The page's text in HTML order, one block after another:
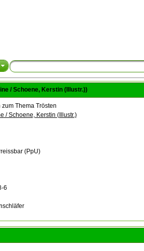
/ Schoene, Kerstin (Illustr.))
Thema Trösten
/ Schoene, Kerstin (Illustr.)
(PpU)
6